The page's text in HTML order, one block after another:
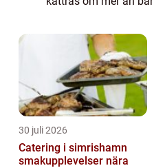
spännande världen
kattrasen&#...
30 juli 2026
Catering i simrishamn
smakupplevelser nära